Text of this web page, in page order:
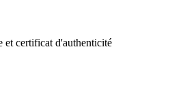
et certificat d'authenticité